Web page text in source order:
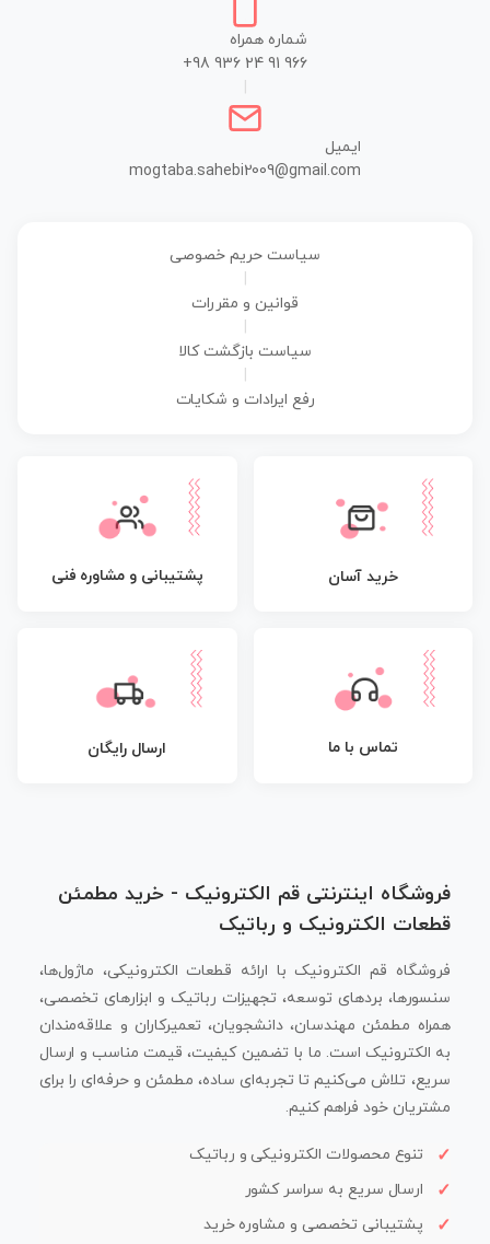
شماره همراه
+98 936 24 91 966
ایمیل
mogtaba.sahebi2009@gmail.com
سیاست حریم خصوصی
قوانین و مقررات
سیاست بازگشت کالا
رفع ایرادات و شکایات
خرید آسان پشتیبانی و مشاوره فنی
تماس با ما ارسال رایگان
فروشگاه اینترنتی قم الکترونیک - خرید مطمئن
قطعات الکترونیک و رباتیک
فروشگاه قم الکترونیک با ارائه قطعات الکترونیکی، ماژول‌ها،
سنسورها، بردهای توسعه، تجهیزات رباتیک و ابزارهای تخصصی،
همراه مطمئن مهندسان، دانشجویان، تعمیرکاران و علاقه‌مندان
به الکترونیک است. ما با تضمین کیفیت، قیمت مناسب و ارسال
سریع، تلاش می‌کنیم تا تجربه‌ای ساده، مطمئن و حرفه‌ای را برای
مشتریان خود فراهم کنیم.
تنوع محصولات الکترونیکی و رباتیک
ارسال سریع به سراسر کشور
پشتیبانی تخصصی و مشاوره خرید